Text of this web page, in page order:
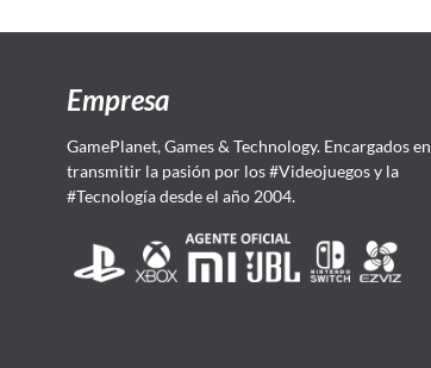
Empresa
GamePlanet, Games & Technology. Encargados en
transmitir la pasión por los #Videojuegos y la
#Tecnología desde el año 2004.